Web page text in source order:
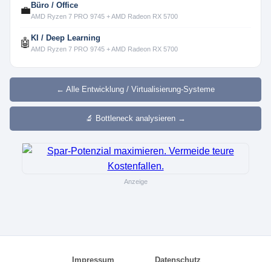
💼 Büro / Office
AMD Ryzen 7 PRO 9745 + AMD Radeon RX 5700
🤖 KI / Deep Learning
AMD Ryzen 7 PRO 9745 + AMD Radeon RX 5700
← Alle Entwicklung / Virtualisierung-Systeme
🔬 Bottleneck analysieren →
Anzeige
Impressum Datenschutz